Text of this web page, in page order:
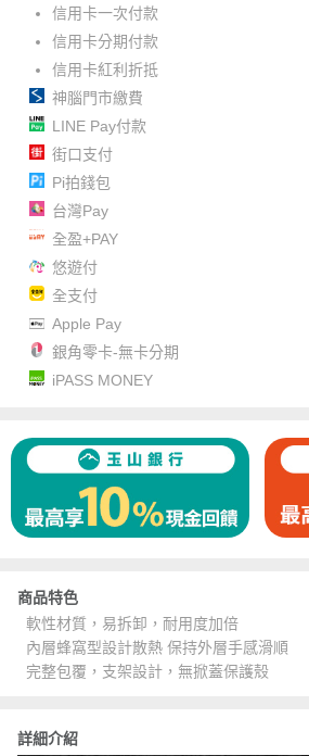
信用卡一次付款
信用卡分期付款
信用卡紅利折抵
神腦門市繳費
LINE Pay付款
街口支付
Pi拍錢包
台灣Pay
全盈+PAY
悠遊付
全支付
Apple Pay
銀角零卡-無卡分期
iPASS MONEY
商品特色
軟性材質，易拆卸，耐用度加倍
內層蜂窩型設計散熱 保持外層手感滑順
完整包覆，支架設計，無掀蓋保護殼
詳細介紹